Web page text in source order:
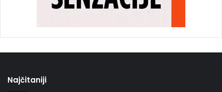
Najčitaniji